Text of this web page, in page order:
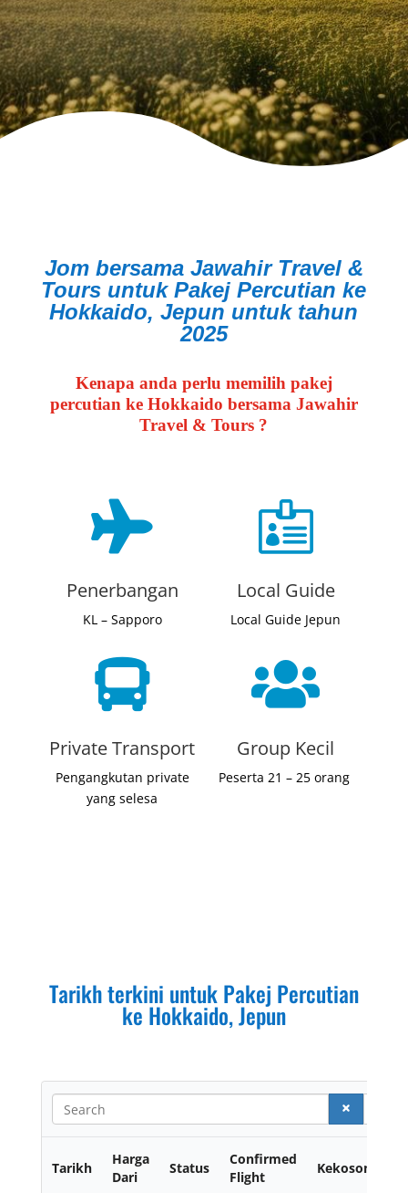
Jom bersama Jawahir Travel &
Tours untuk Pakej Percutian ke
Hokkaido, Jepun untuk tahun
2025
Kenapa anda perlu memilih pakej
percutian ke Hokkaido bersama Jawahir
Travel & Tours ?

Penerbangan
KL – Sapporo

Local Guide
Local Guide Jepun

Private Transport
Pengangkutan private
yang selesa

Group Kecil
Peserta 21 – 25 orang
Tarikh terkini untuk Pakej Percutian
ke Hokkaido, Jepun
S
e
c
Tarikh
Harga
Dari
Status
Confirmed
Flight
Kekosongan